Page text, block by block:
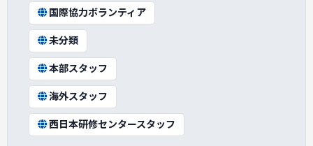
国際協力ボランティア
未分類
本部スタッフ
海外スタッフ
西日本研修センタースタッフ